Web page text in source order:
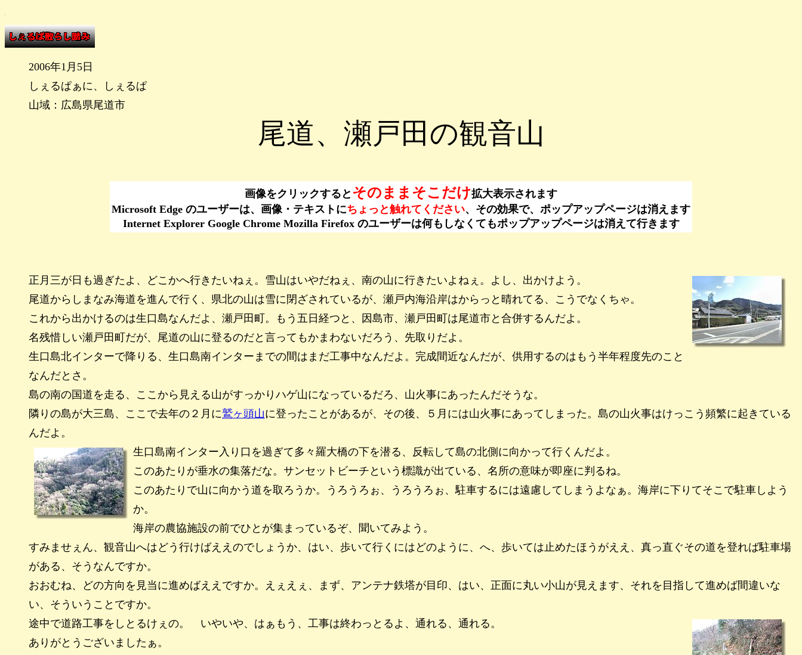
2006年1月5日
しぇるぱぁに、しぇるぱ
山域：広島県尾道市
尾道、瀬戸田の観音山
画像をクリックすると そのままそこだけ拡大表示されます
Microsoft Edge のユーザーは、画像・テキストにちょっと触れてください、その効果で、ポップアップページは消えます
Internet Explorer Google Chrome Mozilla Firefox のユーザーは何もしなくてもポップアップページは消えて行きます
正月三が日も過ぎたよ、どこかへ行きたいねぇ。雪山はいやだねぇ、南の山に行きたいよねぇ。よし、出かけよう。
尾道からしまなみ海道を進んで行く、県北の山は雪に閉ざされているが、瀬戸内海沿岸はからっと晴れてる、こうでなくちゃ。
これから出かけるのは生口島なんだよ、瀬戸田町。もう五日経つと、因島市、瀬戸田町は尾道市と合併するんだよ。
名残惜しい瀬戸田町だが、尾道の山に登るのだと言ってもかまわないだろう、先取りだよ。
生口島北インターで降りる、生口島南インターまでの間はまだ工事中なんだよ。完成間近なんだが、供用するのはもう半年程度先のこと
なんだとさ。
島の南の国道を走る、ここから見える山がすっかりハゲ山になっているだろ、山火事にあったんだそうな。
隣りの島が大三島、ここで去年の２月に鷲ヶ頭山に登ったことがあるが、その後、５月には山火事にあってしまった。島の山火事はけっこう頻繁に起きている
んだよ。
生口島南インター入り口を過ぎて多々羅大橋の下を潜る、反転して島の北側に向かって行くんだよ。
このあたりが垂水の集落だな。サンセットビーチという標識が出ている、名所の意味が即座に判るね。
このあたりで山に向かう道を取ろうか。うろうろぉ、うろうろぉ、駐車するには遠慮してしまうよなぁ。海岸に下りてそこで駐車しよう
か。
海岸の農協施設の前でひとが集まっているぞ、聞いてみよう。
すみませぇん、観音山へはどう行けばええのでしょうか、はい、歩いて行くにはどのように、へ、歩いては止めたほうがええ、真っ直ぐその道を登れば駐車場
がある、そうなんですか。
おおむね、どの方向を見当に進めばええですか。えぇえぇ、まず、アンテナ鉄塔が目印、はい、正面に丸い小山が見えます、それを目指して進めば間違いな
い、そういうことですか。
途中で道路工事をしとるけぇの。 いやいや、はぁもう、工事は終わっとるよ、通れる、通れる。
ありがとうございましたぁ。